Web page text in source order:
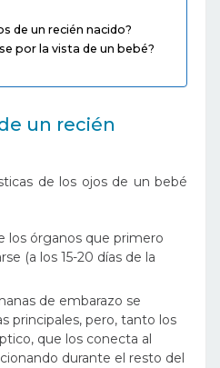
de un recién nacido?
por la vista de un bebé?
un recién
de los ojos de un bebé
los órganos que primero
(a los 15-20 días de la
de embarazo se
principales, pero, tanto los
que los conecta al
durante el resto del